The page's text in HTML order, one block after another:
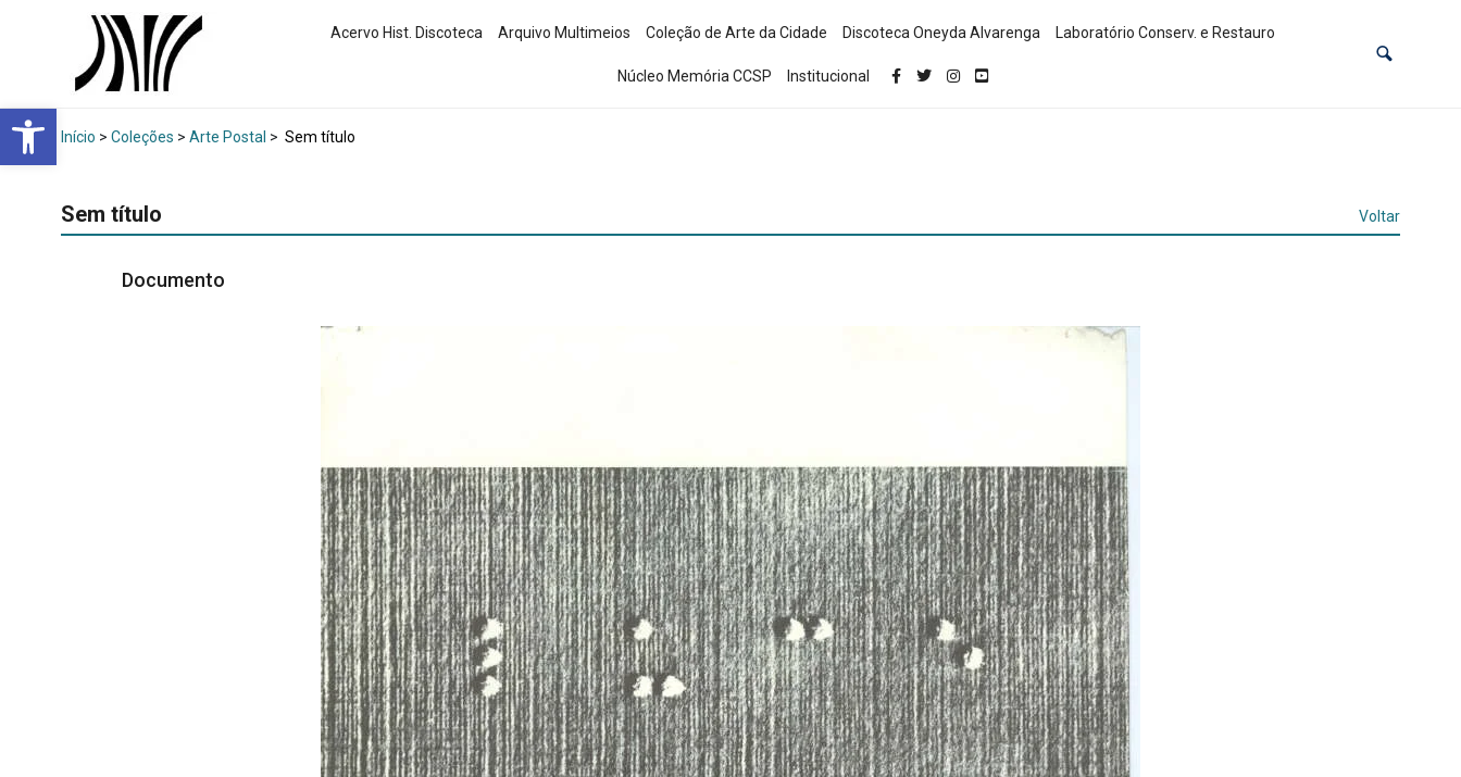
Abrir a barra de ferramentas
Acervo Hist. Discoteca Arquivo Multimeios Coleção de Arte da Cidade Discoteca Oneyda Alvarenga Laboratório Conserv. e Restauro
Núcleo Memória CCSP Institucional
Início > Coleções > Arte Postal > Sem título
Sem título Voltar
Documento